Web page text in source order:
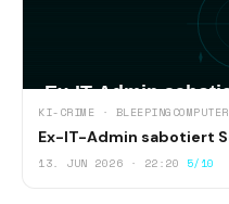
KI-CRIME · BLEEPINGCOMPUTER
Ex-IT-Admin sabotiert
13. JUN 2026 · 22:20 5/10